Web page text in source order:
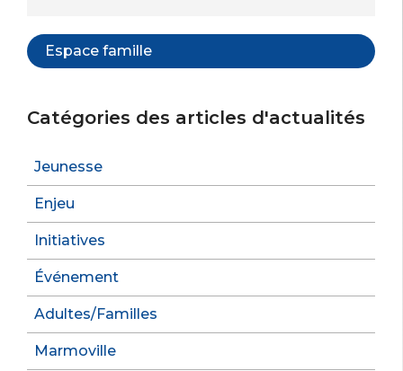
Espace famille
Catégories des articles d'actualités
Jeunesse
Enjeu
Initiatives
Événement
Adultes/Familles
Marmoville